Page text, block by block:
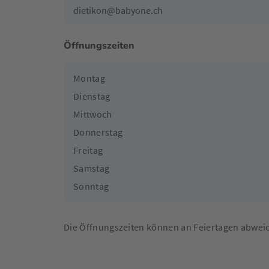
dietikon@babyone.ch
Öffnungszeiten
Montag
Dienstag
Mittwoch
Donnerstag
Freitag
Samstag
Sonntag
Die Öffnungszeiten können an Feiertagen